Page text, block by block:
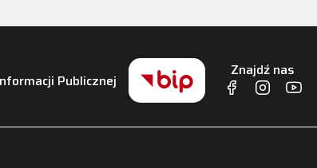
Publicznej
Znajdź nas